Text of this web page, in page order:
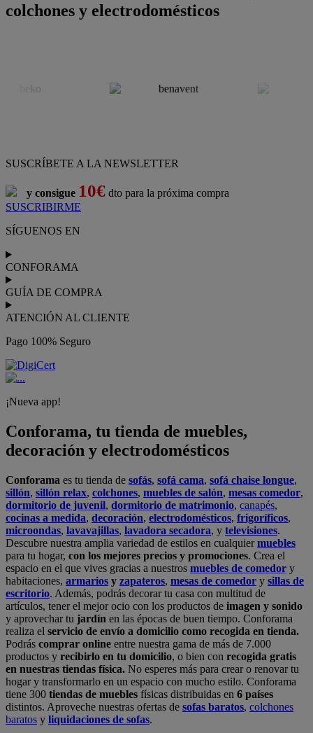
colchones y electrodomésticos
SUSCRÍBETE A LA NEWSLETTER
y consigue 10€ dto para la próxima compra
SUSCRIBIRME
SÍGUENOS EN
CONFORAMA
GUÍA DE COMPRA
ATENCIÓN AL CLIENTE
Pago 100% Seguro
¡Nueva app!
Conforama, tu tienda de muebles,
decoración y electrodomésticos
Conforama es tu tienda de sofás, sofá cama, sofá chaise longue,
sillón, sillón relax, colchones, muebles de salón, mesas comedor,
dormitorio de juvenil, dormitorio de matrimonio, canapés,
cocinas a medida, decoración, electrodomésticos, frigoríficos,
microondas, lavavajillas, lavadora secadora, y televisiones.
Descubre nuestra amplia variedad de estilos en cualquiermuebles
para tu hogar, con los mejores precios y promociones. Crea el
espacio en el que vives gracias a nuestros muebles de comedor y
habitaciones, armarios y zapateros, mesas de comedor y sillas de
escritorio. Además, podrás decorar tu casa con multitud de
artículos, tener el mejor ocio con los productos de imagen y sonido
y aprovechar tu jardín en las épocas de buen tiempo. Conforama
realiza el servicio de envío a domicilio como recogida en tienda.
Podrás comprar online entre nuestra gama de más de 7.000
productos y recibirlo en tu domicilio, o bien con recogida gratis
en nuestras tiendas física. No esperes más para crear o renovar tu
hogar y transformarlo en un espacio con mucho estilo. Conforama
tiene 300 tiendas de muebles físicas distribuidas en 6 países
distintos. Aproveche nuestras ofertas de sofas baratos, colchones
baratos y liquidaciones de sofas.